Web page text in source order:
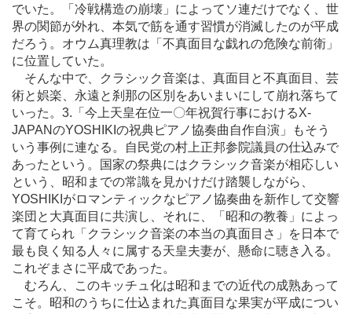
でいた。「冷戦構造の崩壊」によってソ連だけでなく、世
界の関節が外れ、本気で筋を通す習慣が消滅したのが平成
だろう。オウム真理教は「不真面目な戯れの危険な前衛」
に位置していた。
そんな中で、クラシック音楽は、真面目と不真面目、芸
術と娯楽、永遠と刹那の区別をあいまいにして崩れ落ちて
いった。3.「今上天皇在位一〇年祝賀行事におけるX-
JAPANのYOSHIKIの祝典ピアノ協奏曲自作自演」もそう
いう事例に連なる。自民党の村上正邦参院議員の仕込みで
あったという。国家の祭典にはクラシック音楽が相応しい
という、昭和までの常識を見かけだけ踏襲しながら、
YOSHIKIがロマンティックなピアノ協奏曲を新作して交響
楽団と大真面目に共演し、それに、「昭和の教養」によっ
て育てられ「クラシック音楽の本当の真面目さ」を日本で
最も良く知る人々に属する天皇夫妻が、懸命に聴き入る。
これぞまさに平成であった。
むろん、このキッチュ化は昭和までの近代の成熟あって
こそ。昭和のうちに仕込まれた真面目な果実が平成につい